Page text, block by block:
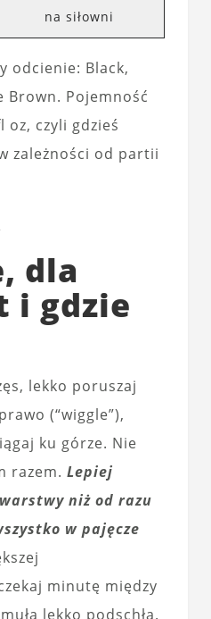
na siłowni
odcienie: Black,
Brown. Pojemność
oz, czyli gdzieś
zależności od partii
dla
i gdzie
lekko poruszaj
(“wiggle”),
ku górze. Nie
razem. Lepiej
niż od razu
w pajęcze
minutę między
lekko podschła.